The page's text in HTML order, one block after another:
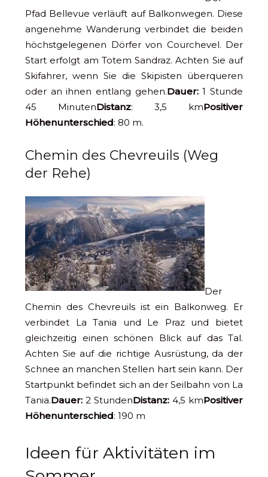
Pfad Bellevue verläuft auf Balkonwegen. Diese
angenehme Wanderung verbindet die beiden
höchstgelegenen Dörfer von Courchevel. Der
Start erfolgt am Totem Sandraz. Achten Sie auf
Skifahrer, wenn Sie die Skipisten überqueren
oder an ihnen entlang gehen.Dauer:1 Stunde
45 MinutenDistanz: 3,5 kmPositiver
Höhenunterschied: 80 m.
Chemin des Chevreuils (Weg
der Rehe)
Der
Chemin des Chevreuils ist ein Balkonweg. Er
verbindet La Tania und Le Praz und bietet
gleichzeitig einen schönen Blick auf das Tal.
Achten Sie auf die richtige Ausrüstung, da der
Schnee an manchen Stellen hart sein kann. Der
Startpunkt befindet sich an der Seilbahn von La
Tania.Dauer: 2 StundenDistanz: 4,5 kmPositiver
Höhenunterschied: 190 m
Ideen für Aktivitäten im